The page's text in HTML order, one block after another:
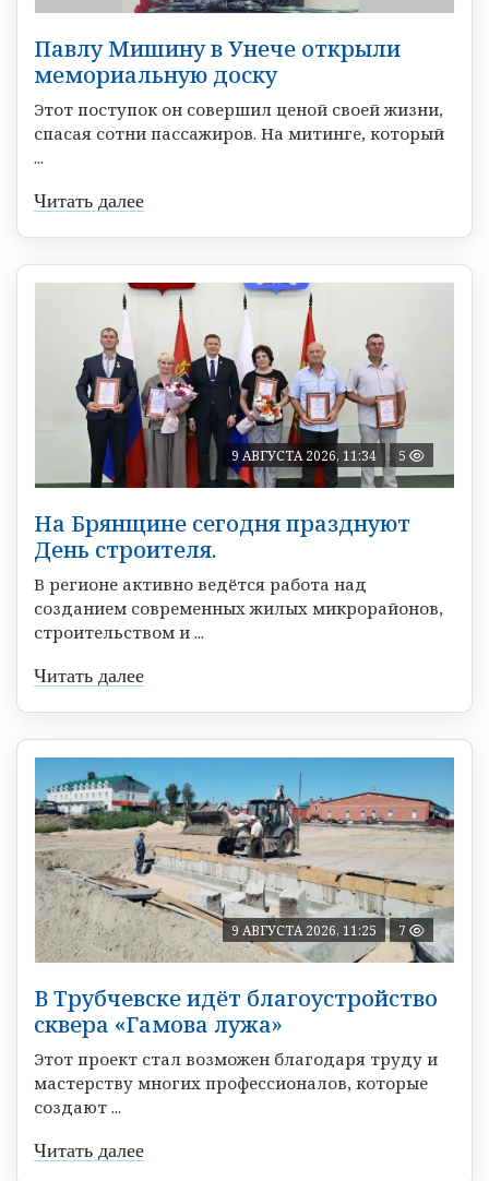
Павлу Мишину в Унече открыли
мемориальную доску
Этот поступок он совершил ценой своей жизни,
спасая сотни пассажиров. На митинге, который
...
Читать далее
9 АВГУСТА 2026, 11:34 5
На Брянщине сегодня празднуют
День строителя.
В регионе активно ведётся работа над
созданием современных жилых микрорайонов,
строительством и ...
Читать далее
9 АВГУСТА 2026, 11:25 7
В Трубчевске идёт благоустройство
сквера «Гамова лужа»
Этот проект стал возможен благодаря труду и
мастерству многих профессионалов, которые
создают ...
Читать далее